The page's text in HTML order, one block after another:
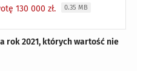
130 000 zł.
0.35 MB
rok 2021, których wartość nie